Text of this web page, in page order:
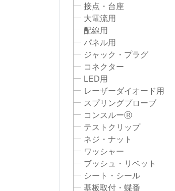
接点・台座
大電流用
配線用
パネル用
ジャック・プラグ
コネクター
LED用
レーザーダイオード用
スプリングプローブ
コンスルーⓇ
テストクリップ
ネジ・ナット
ワッシャー
ブッシュ・リベット
シート・シール
基板取付・蝶番